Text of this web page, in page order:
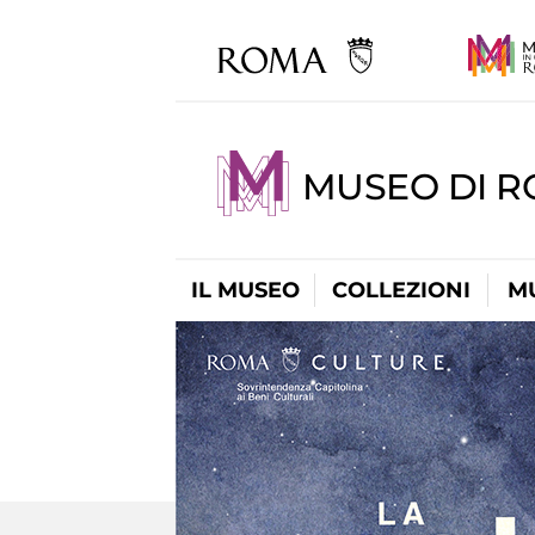
MUSEO DI
IL MUSEO COLLEZIONI